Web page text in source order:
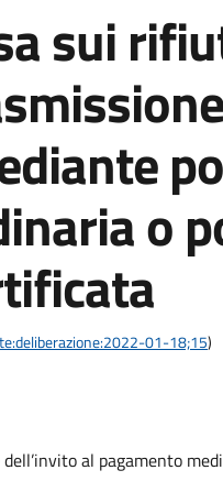
sui
o
01-18;15)
al pagamento